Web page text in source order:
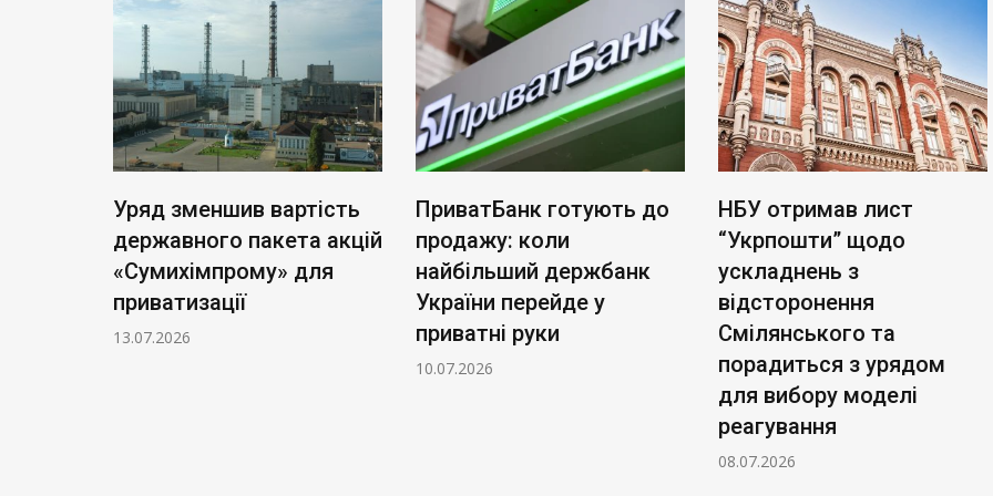
Уряд зменшив вартість
державного пакета акцій
«Сумихімпрому» для
приватизації
13.07.2026
ПриватБанк готують до
продажу: коли
найбільший держбанк
України перейде у
приватні руки
10.07.2026
НБУ отримав лист
“Укрпошти” щодо
ускладнень з
відсторонення
Смілянського та
порадиться з урядом
для вибору моделі
реагування
08.07.2026